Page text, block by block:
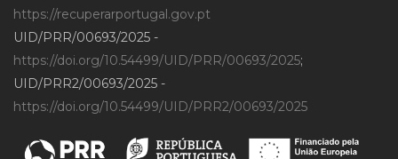
https://recuperarportugal.gov.pt
UID/PRR/00693/2025 -
https://doi.org/10.54499/UID/PRR/00693/2025;
UID/PRR2/00693/2025 -
https://doi.org/10.54499/UID/PRR2/00693/2025